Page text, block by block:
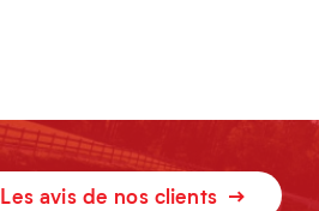
Les avis de nos clients